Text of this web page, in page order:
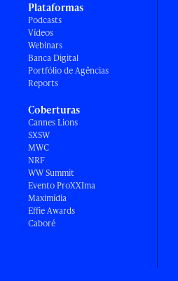
Plataformas
Podcasts
Vídeos
Webinars
Banca Digital
Portfólio de Agências
Reports
Coberturas
Cannes Lions
SXSW
MWC
NRF
WW Summit
Evento ProXXIma
Maximídia
Effie Awards
Caboré